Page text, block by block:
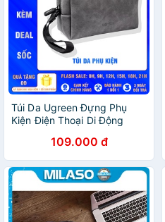
Túi Da Ugreen Đựng Phụ
Kiện Điện Thoại Di Động
109.000 đ